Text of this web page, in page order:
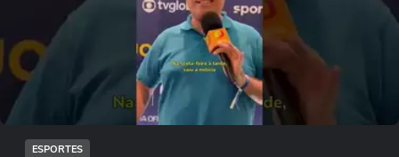
Não foi possível reproduzir o vídeo
Tentar novamente
ESPORTES